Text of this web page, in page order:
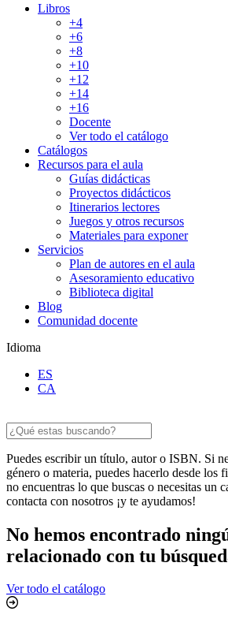
Libros
+4
+6
+8
+10
+12
+14
+16
Docente
Ver todo el catálogo
Catálogos
Recursos para el aula
Guías didácticas
Proyectos didácticos
Itinerarios lectores
Juegos y otros recursos
Materiales para exponer
Servicios
Plan de autores en el aula
Asesoramiento educativo
Biblioteca digital
Blog
Comunidad docente
Idioma
ES
CA
Puedes escribir un título, autor o ISBN. Si
género o materia, puedes hacerlo desde los
no encuentras lo que buscas o necesitas un
contacta con nosotros ¡y te ayudamos!
No hemos encontrado
relacionado con tu
Ver todo el catálogo